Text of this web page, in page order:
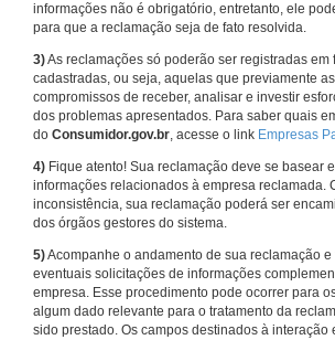
informações não é obrigatório, entretanto, ele
para que a reclamação seja de fato resolvida.
3)As reclamações só poderão ser registradas em
cadastradas, ou seja, aquelas que previamente
compromissos de receber, analisar e investir
dos problemas apresentados. Para saber quais
do Consumidor.gov.br, acesse o link Empresas
4) Fique atento! Sua reclamação deve se basear
informações relacionados à empresa reclamada.
inconsistência, sua reclamação poderá ser
dos órgãos gestores do sistema.
5)Acompanhe o andamento de sua reclamação
eventuais solicitações de informações
empresa. Esse procedimento pode ocorrer para
algum dado relevante para o tratamento da
sido prestado. Os campos destinados à interação